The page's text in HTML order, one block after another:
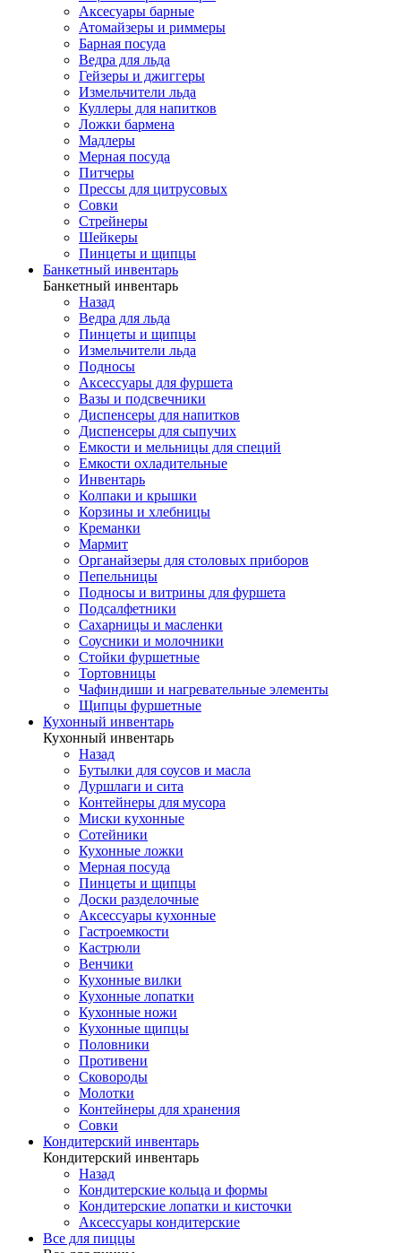
Аксесуары барные
Атомайзеры и риммеры
Барная посуда
Ведра для льда
Гейзеры и джиггеры
Измельчители льда
Куллеры для напитков
Ложки бармена
Мадлеры
Мерная посуда
Питчеры
Прессы для цитрусовых
Совки
Стрейнеры
Шейкеры
Пинцеты и щипцы
Банкетный инвентарь
Банкетный инвентарь
Назад
Ведра для льда
Пинцеты и щипцы
Измельчители льда
Подносы
Аксессуары для фуршета
Вазы и подсвечники
Диспенсеры для напитков
Диспенсеры для сыпучих
Емкости и мельницы для специй
Емкости охладительные
Инвентарь
Колпаки и крышки
Корзины и хлебницы
Креманки
Мармит
Органайзеры для столовых приборов
Пепельницы
Подносы и витрины для фуршета
Подсалфетники
Сахарницы и масленки
Соусники и молочники
Стойки фуршетные
Тортовницы
Чафиндиши и нагревательные элементы
Щипцы фуршетные
Кухонный инвентарь
Кухонный инвентарь
Назад
Бутылки для соусов и масла
Дуршлаги и сита
Контейнеры для мусора
Миски кухонные
Сотейники
Кухонные ложки
Мерная посуда
Пинцеты и щипцы
Доски разделочные
Аксессуары кухонные
Гастроемкости
Кастрюли
Венчики
Кухонные вилки
Кухонные лопатки
Кухонные ножи
Кухонные щипцы
Половники
Противени
Сковороды
Молотки
Контейнеры для хранения
Совки
Кондитерский инвентарь
Кондитерский инвентарь
Назад
Кондитерские кольца и формы
Кондитерские лопатки и кисточки
Аксессуары кондитерские
Все для пиццы